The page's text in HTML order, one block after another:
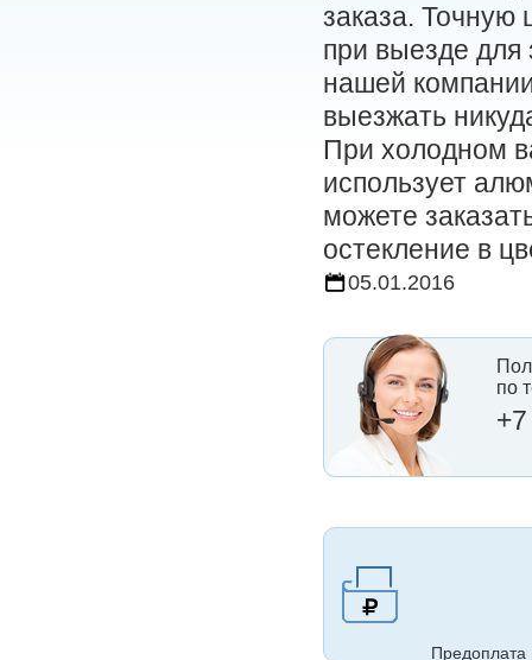
заказа. Точную
при выезде
нашей
выезжать
При холодном
использует
можете
остекление в
05.01.2016
по
Предоплата